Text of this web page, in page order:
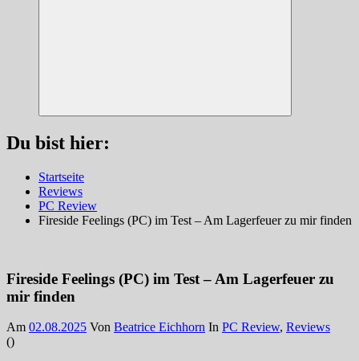
Suchen
Du bist hier:
Startseite
Reviews
PC Review
Fireside Feelings (PC) im Test – Am Lagerfeuer zu mir finden
Fireside Feelings (PC) im Test – Am Lagerfeuer zu
mir finden
Am 02.08.2025 Von Beatrice Eichhorn In PC Review, Reviews
()